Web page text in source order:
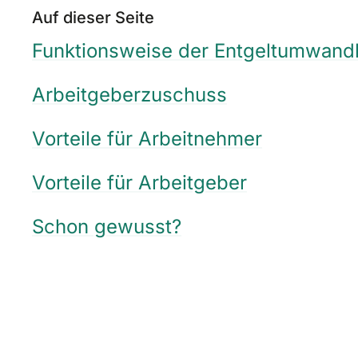
Auf dieser Seite
Funktionsweise der
Arbeitgeberzuschuss
Vorteile für Arbeitnehmer
Vorteile für Arbeitgeber
Schon gewusst?